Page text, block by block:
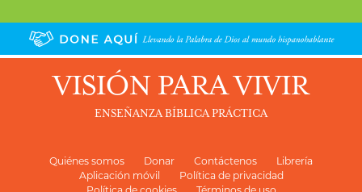
VISIÓN PARA VIVIR
ENSEÑANZA BÍBLICA PRÁCTICA
Quiénes somos Donar Contáctenos
Librería
Aplicación móvil
Política de privacidad